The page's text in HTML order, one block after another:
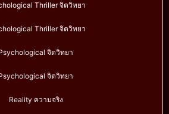
Thriller จิตวิทยา
Thriller จิตวิทยา
จิตวิทยา
จิตวิทยา
Reality ความจริง